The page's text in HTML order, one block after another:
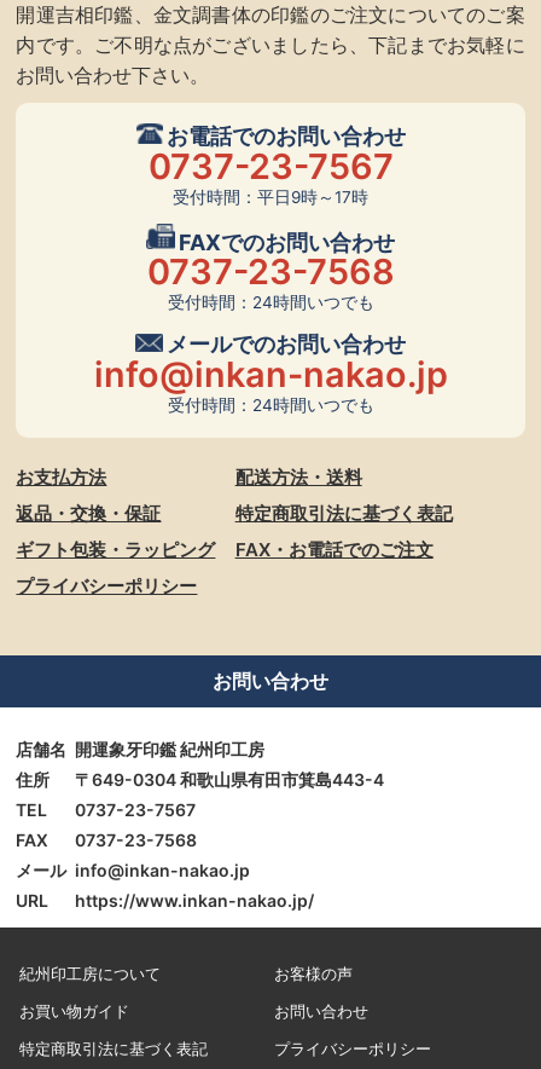
開運吉相印鑑、金文調書体の印鑑のご注文についてのご案
内です。ご不明な点がございましたら、下記までお気軽に
お問い合わせ下さい。
お電話でのお問い合わせ
0737-23-7567
受付時間：平日9時～17時
FAXでのお問い合わせ
0737-23-7568
受付時間：24時間いつでも
メールでのお問い合わせ
info@inkan-nakao.jp
受付時間：24時間いつでも
お支払方法
配送方法・送料
返品・交換・保証
特定商取引法に基づく表記
ギフト包装・ラッピング
FAX・お電話でのご注文
プライバシーポリシー
お問い合わせ
店舗名 開運象牙印鑑 紀州印工房
住所
〒649-0304 和歌山県有田市箕島443-4
TEL
0737-23-7567
FAX
0737-23-7568
メール info@inkan-nakao.jp
URL
https://www.inkan-nakao.jp/
紀州印工房について お客様の声
お買い物ガイド お問い合わせ
特定商取引法に基づく表記 プライバシーポリシー